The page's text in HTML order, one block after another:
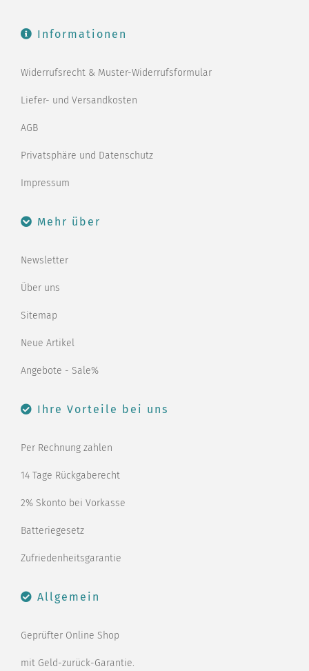
Informationen
Widerrufsrecht & Muster-Widerrufsformular
Liefer- und Versandkosten
AGB
Privatsphäre und Datenschutz
Impressum
Mehr über
Newsletter
Über uns
Sitemap
Neue Artikel
Angebote - Sale%
Ihre Vorteile bei uns
Per Rechnung zahlen
14 Tage Rückgaberecht
2% Skonto bei Vorkasse
Batteriegesetz
Zufriedenheitsgarantie
Allgemein
Geprüfter Online Shop
mit Geld-zurück-Garantie.